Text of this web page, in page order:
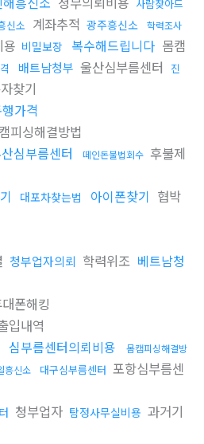
사람찾아드
신소 계좌추적 광주흥신소 학력조사
용 비밀보장 복수해드립니다 몸캠
배트남청부 울산심부름센터
진
찾기
가격
피싱해결방법
심부름센터 떼인돈불법회수 후불제
대포차찾는법 아이폰찾기 협박
청부업자의뢰 학력위조 베트남청
폰해킹
입내역
심부름센터의뢰비용
몸캠피싱해결방
흥신소 대구심부름센터 포항심부름센
청부업자 탐정사무실비용 과거기